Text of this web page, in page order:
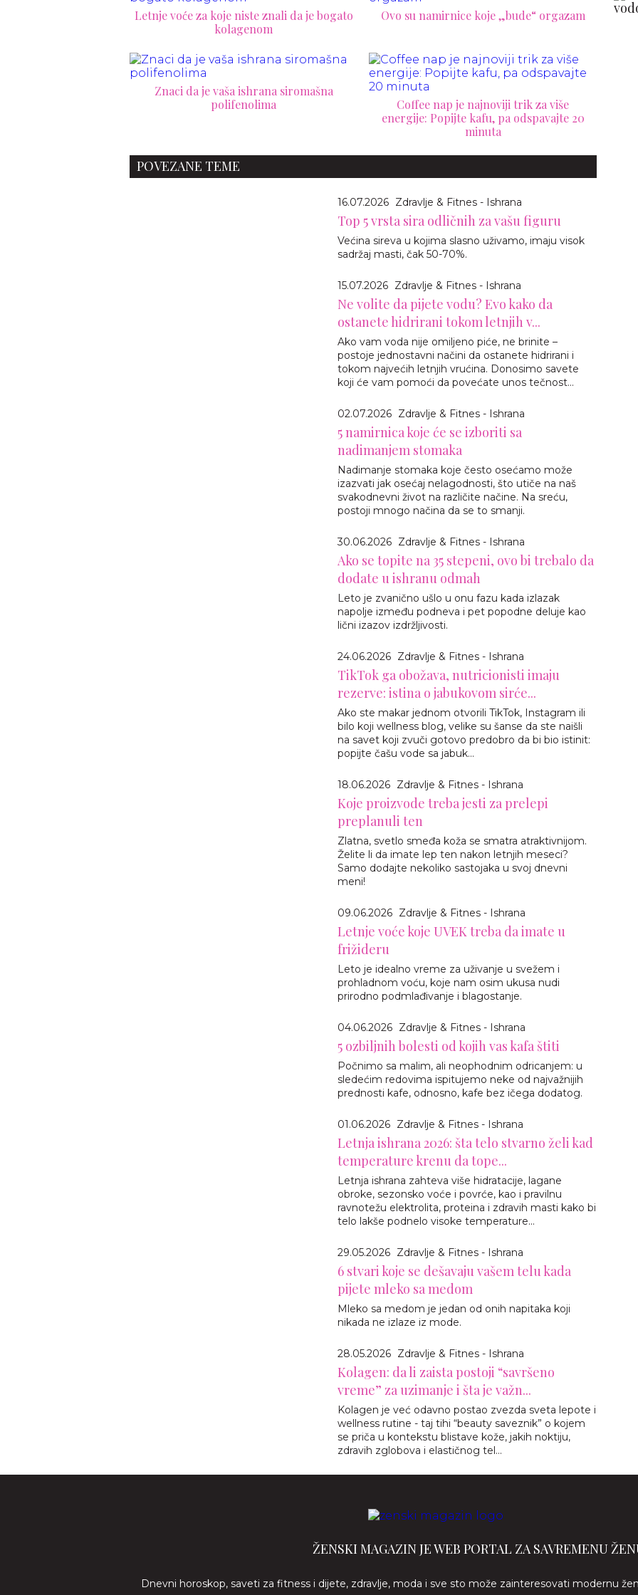
Letnje voće za koje niste znali da je bogato
kolagenom
Ovo su namirnice koje „bude“ orgazam
Znaci da je vaša ishrana siromašna
polifenolima
Coffee nap je najnoviji trik za više
energije: Popijte kafu, pa odspavajte 20
minuta
POVEZANE TEME
16.07.2026 Zdravlje & Fitnes - Ishrana
Top 5 vrsta sira odličnih za vašu figuru
Većina sireva u kojima slasno uživamo, imaju visok
sadržaj masti, čak 50-70%.
15.07.2026 Zdravlje & Fitnes - Ishrana
Ne volite da pijete vodu? Evo kako da
ostanete hidrirani tokom letnjih v...
Ako vam voda nije omiljeno piće, ne brinite –
postoje jednostavni načini da ostanete hidrirani i
tokom najvećih letnjih vrućina. Donosimo savete
koji će vam pomoći da povećate unos tečnost...
02.07.2026 Zdravlje & Fitnes - Ishrana
5 namirnica koje će se izboriti sa
nadimanjem stomaka
Nadimanje stomaka koje često osećamo može
izazvati jak osećaj nelagodnosti, što utiče na naš
svakodnevni život na različite načine. Na sreću,
postoji mnogo načina da se to smanji.
30.06.2026 Zdravlje & Fitnes - Ishrana
Ako se topite na 35 stepeni, ovo bi trebalo da
dodate u ishranu odmah
Leto je zvanično ušlo u onu fazu kada izlazak
napolje između podneva i pet popodne deluje kao
lični izazov izdržljivosti.
24.06.2026 Zdravlje & Fitnes - Ishrana
TikTok ga obožava, nutricionisti imaju
rezerve: istina o jabukovom sirće...
Ako ste makar jednom otvorili TikTok, Instagram ili
bilo koji wellness blog, velike su šanse da ste naišli
na savet koji zvuči gotovo predobro da bi bio istinit:
popijte čašu vode sa jabuk...
18.06.2026 Zdravlje & Fitnes - Ishrana
Koje proizvode treba jesti za prelepi
preplanuli ten
Zlatna, svetlo smeđa koža se smatra atraktivnijom.
Želite li da imate lep ten nakon letnjih meseci?
Samo dodajte nekoliko sastojaka u svoj dnevni
meni!
09.06.2026 Zdravlje & Fitnes - Ishrana
Letnje voće koje UVEK treba da imate u
frižideru
Leto je idealno vreme za uživanje u svežem i
prohladnom voću, koje nam osim ukusa nudi
prirodno podmlađivanje i blagostanje.
04.06.2026 Zdravlje & Fitnes - Ishrana
5 ozbiljnih bolesti od kojih vas kafa štiti
Počnimo sa malim, ali neophodnim odricanjem: u
sledećim redovima ispitujemo neke od najvažnijih
prednosti kafe, odnosno, kafe bez ičega dodatog.
01.06.2026 Zdravlje & Fitnes - Ishrana
Letnja ishrana 2026: šta telo stvarno želi kad
temperature krenu da tope...
Letnja ishrana zahteva više hidratacije, lagane
obroke, sezonsko voće i povrće, kao i pravilnu
ravnotežu elektrolita, proteina i zdravih masti kako bi
telo lakše podnelo visoke temperature...
29.05.2026 Zdravlje & Fitnes - Ishrana
6 stvari koje se dešavaju vašem telu kada
pijete mleko sa medom
Mleko sa medom je jedan od onih napitaka koji
nikada ne izlaze iz mode.
28.05.2026 Zdravlje & Fitnes - Ishrana
Kolagen: da li zaista postoji “savršeno
vreme” za uzimanje i šta je važn...
Kolagen je već odavno postao zvezda sveta lepote i
wellness rutine - taj tihi “beauty saveznik” o kojem
se priča u kontekstu blistave kože, jakih noktiju,
zdravih zglobova i elastičnog tel...
ŽENSKI MAGAZIN JE WEB PORTAL ZA SAVREMENU
Dnevni horoskop, saveti za fitness i dijete, zdravlje, moda i sve sto može zainteresovati modernu